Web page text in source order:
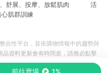
舒展、按摩、放鬆肌肉 活
肌群訓練
前往賣場 1%
合性平台，並依購物情報中的趨勢與
資料更新會有時間差，請務必點擊
物條件，一切資訊以合作廠商網頁為